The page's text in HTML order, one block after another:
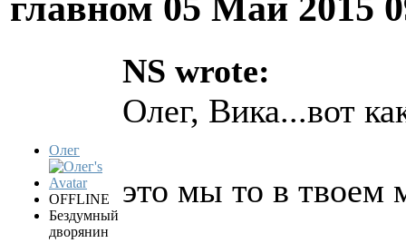
Олег
OFFLINE
Бездумный
дворянин
NS wrote:
Олег, Вика...вот
это мы то в твоем